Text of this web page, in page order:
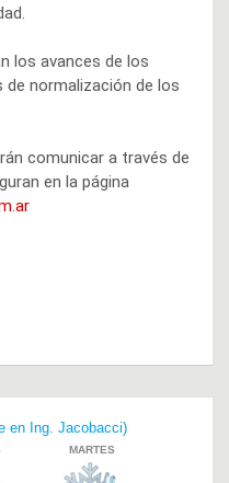
los avances de los
normalización de los
comunicar a través de
en la página